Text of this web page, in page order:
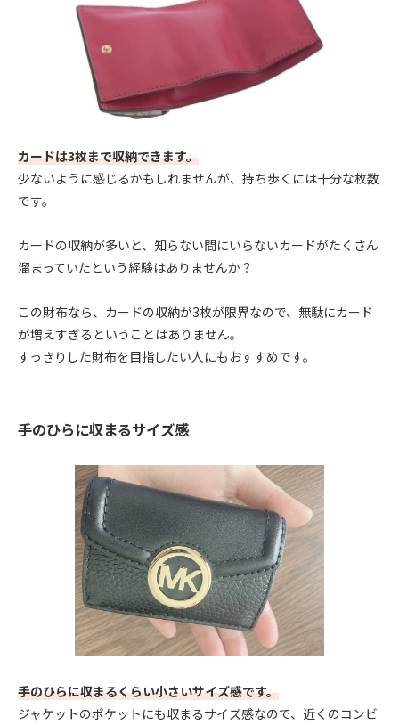
カードは3枚まで収納できます。
少ないように感じるかもしれませんが、持ち歩くには十分な枚数
です。
カードの収納が多いと、知らない間にいらないカードがたくさん
溜まっていたという経験はありませんか？
この財布なら、カードの収納が3枚が限界なので、無駄にカード
が増えすぎるということはありません。
すっきりした財布を目指したい人にもおすすめです。
手のひらに収まるサイズ感
手のひらに収まるくらい小さいサイズ感です。
ジャケットのポケットにも収まるサイズ感なので、近くのコンビ